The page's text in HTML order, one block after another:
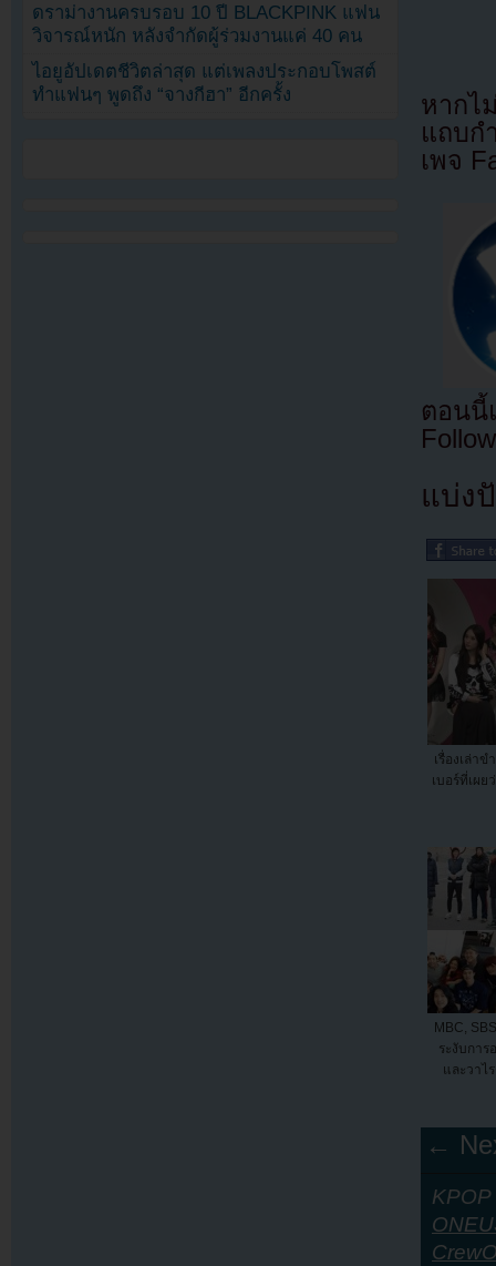
หากไ
แถบก
เพจ
ตอนนี้
แบ่ง
เรื่องเล่า
เบอร์ที่เผ
MBC,
ระงับการ
และวาไ
←
ดราม่างานครบรอบ 10 ปี BLACKPINK แฟน
วิจารณ์หนัก หลังจำกัดผู้ร่วมงานแค่ 40 คน
ไอยูอัปเดตชีวิตล่าสุด แต่เพลงประกอบโพสต์
ทำแฟนๆ พูดถึง “จางกีฮา” อีกครั้ง